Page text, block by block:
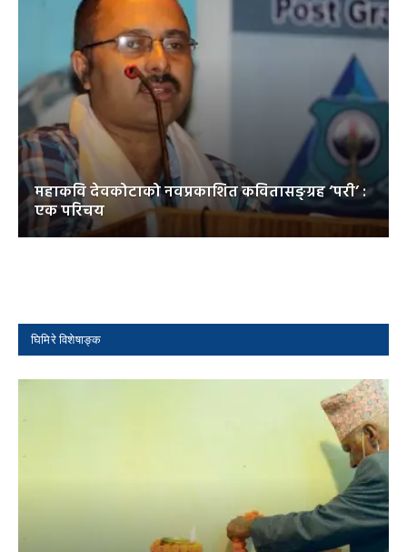
महाकवि देवकोटाको नवप्रकाशित कवितासङ्ग्रह ‘परी’ :
एक परिचय
घिमिरे विशेषाङ्क